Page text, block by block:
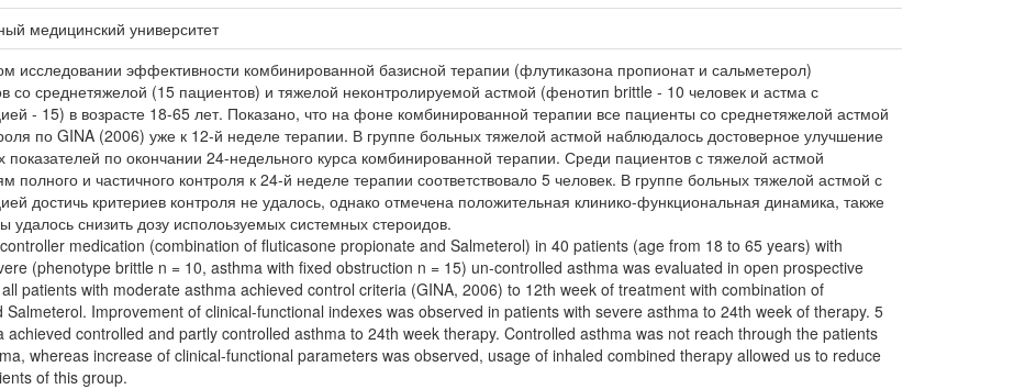
медицинский университет
исследовании эффективности комбинированной базисной терапии (флутиказона пропионат и сальметерол)
со среднетяжелой (15 пациентов) и тяжелой неконтролируемой астмой (фенотип brittle - 10 человек и астма с
- 15) в возрасте 18-65 лет. Показано, что на фоне комбинированной терапии все пациенты со среднетяжелой астмой
по GINA (2006) уже к 12-й неделе терапии. В группе больных тяжелой астмой наблюдалось достоверное улучшение
показателей по окончании 24-недельного курса комбинированной терапии. Среди пациентов с тяжелой астмой
полного и частичного контроля к 24-й неделе терапии соответствовало 5 человек. В группе больных тяжелой астмой с
достичь критериев контроля не удалось, однако отмечена положительная клинико-функциональная динамика, также
удалось снизить дозу исполоьзуемых системных стероидов.
medication (combination of fluticasone propionate and Salmeterol) in 40 patients (age from 18 to 65 years) with
(phenotype brittle n = 10, asthma with fixed obstruction n = 15) un-controlled asthma was evaluated in open prospective
patients with moderate asthma achieved control criteria (GINA, 2006) to 12th week of treatment with combination of
Improvement of clinical-functional indexes was observed in patients with severe asthma to 24th week of therapy. 5
achieved controlled and partly controlled asthma to 24th week therapy. Controlled asthma was not reach through the patients
whereas increase of clinical-functional parameters was observed, usage of inhaled combined therapy allowed us to reduce
of this group.